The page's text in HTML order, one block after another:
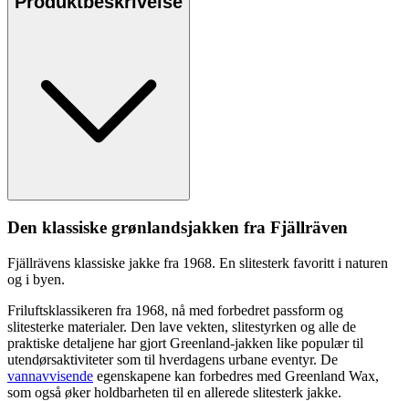
Den klassiske grønlandsjakken fra Fjällräven
Fjällrävens klassiske jakke fra 1968. En slitesterk favoritt i naturen
og i byen.
Friluftsklassikeren fra 1968, nå med forbedret passform og
slitesterke materialer. Den lave vekten, slitestyrken og alle de
praktiske detaljene har gjort Greenland-jakken like populær til
utendørsaktiviteter som til hverdagens urbane eventyr. De
vannavvisende egenskapene kan forbedres med Greenland Wax,
som også øker holdbarheten til en allerede slitesterk jakke.